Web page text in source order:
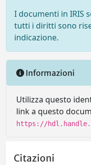
I documenti in IRIS
tutti i diritti sono
indicazione.
Informazioni
Utilizza questo
link a questo
https://
Citazioni